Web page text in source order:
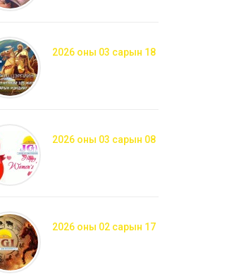
2026 оны 03 сарын 18
2026 оны 03 сарын 08
2026 оны 02 сарын 17